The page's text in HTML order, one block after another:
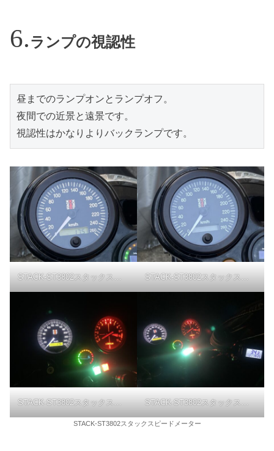
ランプの視認性
昼までのランプオンとランプオフ。
夜間での近景と遠景です。
視認性はかなりよりバックランプです。
STACK-ST3802スタックスピードメーター STACK-ST3802スタックスピードメーター
STACK-ST3802スタックスピードメーター STACK-ST3802スタックスピードメーター
STACK-ST3802スタックスピードメーター